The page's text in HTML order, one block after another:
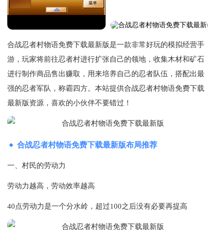
合战忍者村物语免费下载最新版是一款非常好玩的模拟经营手
游，玩家将前往忍者村进行扩张自己的领地，收集木材和矿石
进行制作商品售出赚取，用来培养自己的忍者队伍，搭配出最
强的忍者军队，称霸四方。本站提供合战忍者村物语免费下载
最新版资源，喜欢的小伙伴不要错过！
合战忍者村物语免费下载最新版布局推荐
一、村民的劳动力
劳动力越高，劳动效率越高
40点劳动力是一个分水岭，超过100之后没有必要再提高